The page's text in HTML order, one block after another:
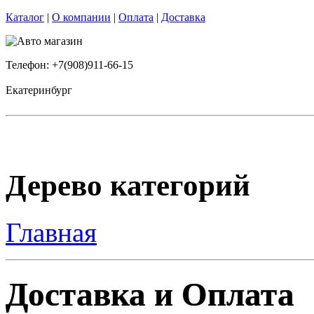
Каталог | О компании | Оплата | Доставка
Телефон: +7(908)911-66-15
Екатеринбург
Дерево категорий
Главная
Доставка и Оплата